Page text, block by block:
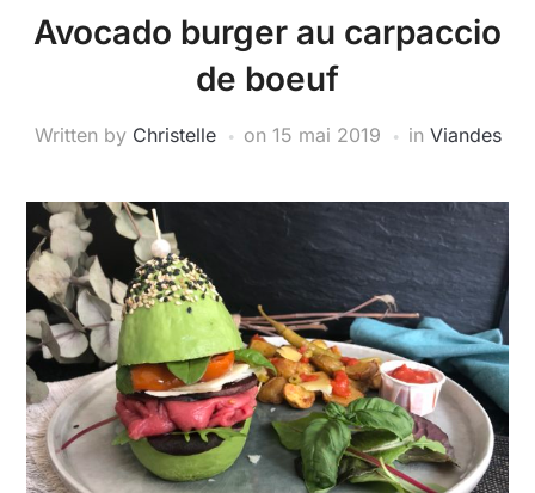
Avocado burger au carpaccio
de boeuf
Written by Christelle on 15 mai 2019 in Viandes